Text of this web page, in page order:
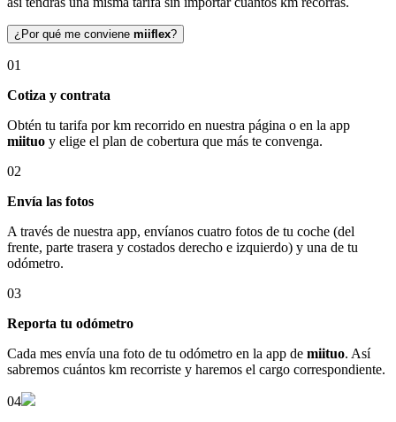
¿Por qué me conviene miiflex?
01
Cotiza y contrata
Obtén tu tarifa por km recorrido en nuestra página o en la app
miituo y elige el plan de cobertura que más te convenga.
02
Envía las fotos
A través de nuestra app, envíanos cuatro fotos de tu coche (del
frente, parte trasera y costados derecho e izquierdo) y una de tu
odómetro.
03
Reporta tu odómetro
Cada mes envía una foto de tu odómetro en la app de miituo. Así
sabremos cuántos km recorriste y haremos el cargo correspondiente.
04